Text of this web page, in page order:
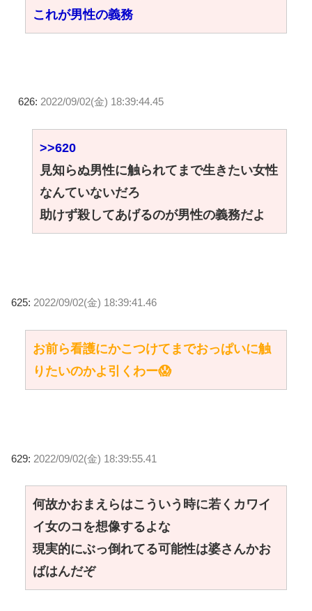
これが男性の義務
626: 2022/09/02(金) 18:39:44.45
>>620
見知らぬ男性に触られてまで生きたい女性
なんていないだろ
助けず殺してあげるのが男性の義務だよ
625: 2022/09/02(金) 18:39:41.46
お前ら看護にかこつけてまでおっぱいに触
りたいのかよ引くわー😱
629: 2022/09/02(金) 18:39:55.41
何故かおまえらはこういう時に若くカワイ
イ女のコを想像するよな
現実的にぶっ倒れてる可能性は婆さんかお
ばはんだぞ